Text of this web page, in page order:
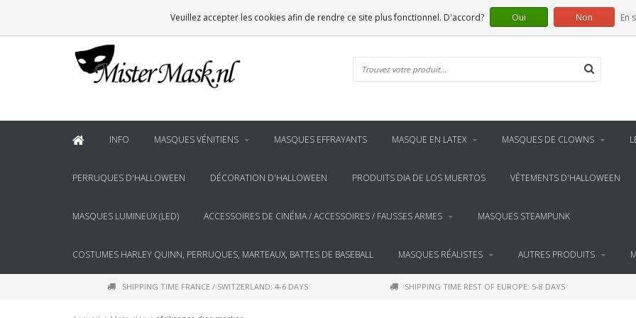
GRATIS BEZORGING
INFO MASQUES VÉNITIENS MASQUES EFFRAYANTS MASQUE EN LATEX MASQUES DE CLOWNS
PERRUQUES D'HALLOWEEN DÉCORATION D'HALLOWEEN PRODUITS DIA DE LOS MUERTOS VÊTEMENTS D'HALLOWEEN
MASQUES LUMINEUX (LED) ACCESSOIRES DE CINÉMA / ACCESSOIRES / FAUSSES ARMES MASQUES STEAMPUNK
COSTUMES HARLEY QUINN, PERRUQUES, MARTEAUX, BATTES DE BASEBALL MASQUES RÉALISTES AUTRES PRODUITS
SHIPPING TIME FRANCE / SWITZERLAND: 4-6 DAYS SHIPPING TIME REST OF EUROPE: 5-8 DAYS
Veuillez accepter les cookies afin de rendre ce site plus fonctionnel. D'accord? Oui Non En